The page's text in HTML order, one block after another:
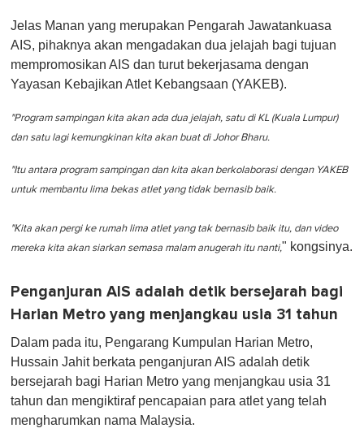
Jelas Manan yang merupakan Pengarah Jawatankuasa
AIS, pihaknya akan mengadakan dua jelajah bagi tujuan
mempromosikan AIS dan turut bekerjasama dengan
Yayasan Kebajikan Atlet Kebangsaan (YAKEB).
"Program sampingan kita akan ada dua jelajah, satu di KL (Kuala Lumpur)
dan satu lagi kemungkinan kita akan buat di Johor Bharu.
"Itu antara program sampingan dan kita akan berkolaborasi dengan YAKEB
untuk membantu lima bekas atlet yang tidak bernasib baik.
"Kita akan pergi ke rumah lima atlet yang tak bernasib baik itu, dan video
mereka kita akan siarkan semasa malam anugerah itu nanti," kongsinya.
Penganjuran AIS adalah detik bersejarah bagi
Harian Metro yang menjangkau usia 31 tahun
Dalam pada itu, Pengarang Kumpulan Harian Metro,
Hussain Jahit berkata penganjuran AIS adalah detik
bersejarah bagi Harian Metro yang menjangkau usia 31
tahun dan mengiktiraf pencapaian para atlet yang telah
mengharumkan nama Malaysia.